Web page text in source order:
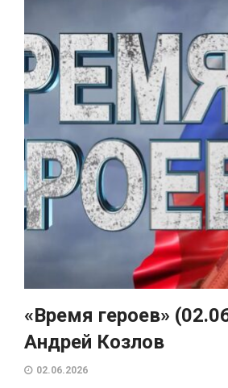
«Время героев»
Андрей Козлов
02.06.2026